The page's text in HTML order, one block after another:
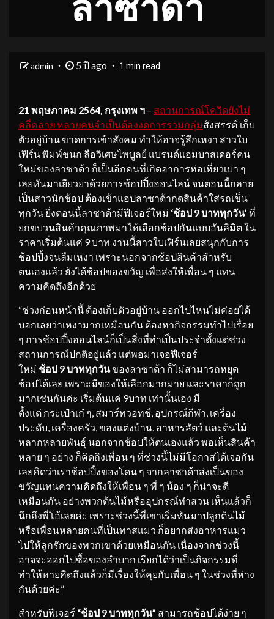
admin 5 ปี ago 1 min read
21 พฤษภาคม 2564, กรุงเทพ ฯ – สถานการณ์โควิดยังไม่
คลี่คลาย หลายคนจำเป็นต้องงดการรวมกลุ่มสังสรรค์ เก็บ
ตัวอยู่บ้าน ขาดการเข้าสังคม ทำให้อาจรู้สึกเหงา สาวใบ
เฟิร์น พิมพ์ชนก ลือวิเศษไพบูลย์ แบรนด์แอมบาสเดอร์คน
ใหม่ของลาซาด้า ก็เป็นอีกคนที่เกิดอาการห่อเหี่ยวเบา ๆ
เลยหันมาเยียวยาด้วยการช้อปปิ้งออนไลน์ จนตอนนี้กลาย
เป็นสาวนักช้อป ต้องเข้าแอปลาซาด้ากดสินค้าใส่รถเข็น
ทุกวัน ยิ่งตอนนี้ลาซาด้ามีฟีเจอร์ใหม่ ‘ช้อป 9บาททุกวัน’ ที่
ยกขบวนสินค้าคุณภาพมาให้เลือกช้อปกันแบบอันลิมิต ใน
ราคาเริ่มต้นแค่ 9 บาท งานนี้สาวใบเฟิร์นเลยสนุกกับการ
ช้อปปิ้งจนลืมเหงา เพราะนอกจากช้อปสินค้าสำหรับ
ตนเองแล้ว ยังได้ช้อปของขวัญ เพื่อส่งให้เพื่อน ๆ แทน
ความคิดถึงอีกด้วย
“ช่วงก่อนหน้านี้ ต้องเก็บตัวอยู่บ้าน ออกไปไหนไม่ค่อยได้
บอกเลยว่าเหงามากเหมือนกัน ต้องหากิจกรรมทำไปเรื่อย
ๆ การช้อปปิ้งออนไลน์ก็เป็นสิ่งที่ทำเป็นประจำตั้งแต่ช่วง
สถานการณ์ปกติอยู่แล้ว แต่พอมาเจอฟีเจอร์
ใหม่ ช้อป 9บาททุกวันของลาซาด้า ก็ไม่สามารถหยุด
ช้อปได้เลย เพราะมีของให้เลือกมากมาย และราคาก็ถูก
มากเช่นกันค่ะ เริ่มต้นแค่ 9บาท เท่านั้นเอง มี
ตั้งแต่ กระเป๋าเก๋ ๆ, สมาร์ทวอทช์, อุปกรณ์กีฬา, เครื่อง
ประดับ, เครื่องครัว, ของแต่งบ้าน, อาหารสัตว์ และต้นไม้
หลากหลายพันธุ์ นอกจากช้อปให้ตนเองแล้ว พอเห็นสินค้า
หลาย ๆ อย่าง ก็คิดถึงเพื่อน ๆ ที่ช่วงนี้ไม่มีโอกาสได้เจอกัน
เลยคิดว่าเราช้อปปิ้งของโดน ๆ จากลาซาด้าส่งเป็นของ
ขวัญแทนความคิดถึงให้เพื่อน ๆ พี่ ๆ น้อง ๆ ก็น่าจะดี
เหมือนกัน อย่างพวกต้นไม้หรืออุปกรณ์ทำสวน เห็นแล้วก็
นึกถึงพี่โอ้เลยค่ะ เพราะช่วงนี้พี่เขาเริ่มหันมาปลูกต้นไม้
หรือเพื่อนหลายคนที่เป็นทาสแมว ก็อยากส่งอาหารแมว
ไปให้ลูกรักของพวกเขาด้วยเหมือนกัน เนื่องจากช่วงนี้
อาจจะออกไปซื้อของลำบาก เรียกได้ว่าเป็นกิจกรรมที่
ทำให้หายคิดถึงแล้วก็มีเรื่องให้คุยกับเพื่อน ๆ ในช่วงที่ห่าง
กันด้วยค่ะ”
สำหรับฟีเจอร์ “ช้อป 9 บาททุกวัน” สามารถช้อปได้ง่าย ๆ